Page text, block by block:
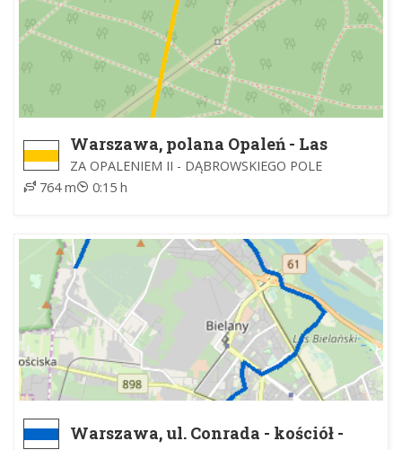
Warszawa, polana Opaleń - Las
Przedłuże
ZA OPALENIEM II - DĄBROWSKIEGO POLE
764 m
0:15 h
Warszawa, ul. Conrada - kościół -